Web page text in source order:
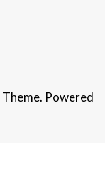
Theme. Powered